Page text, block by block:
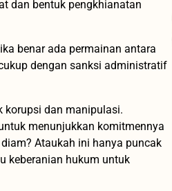
dan bentuk pengkhianatan
benar ada permainan antara
dengan sanksi administratif
korupsi dan manipulasi.
menunjukkan komitmennya
Ataukah ini hanya puncak
keberanian hukum untuk